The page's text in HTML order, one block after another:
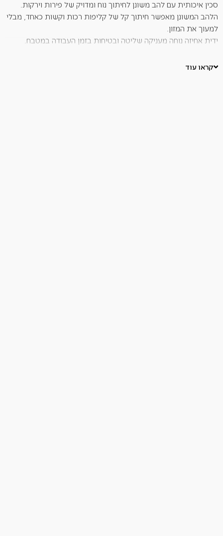
סכין איכותית עם להב משונן לחיתוך נוח ומדויק של פירות וירקות.
הלהב המשונן מאפשר חיתוך קל של קליפות רכות וקשות כאחד, מבלי
למעוך את המזון.
ידית אחיזה נוחה מעניקה שליטה ובטיחות בזמן העבודה במטבח.
אחת בלבד / צבע אקראי.
קראו עוד